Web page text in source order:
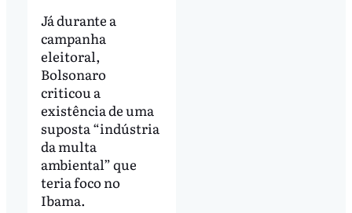
Já durante a
campanha
eleitoral,
Bolsonaro
criticou a
existência de uma
suposta “indústria
da multa
ambiental” que
teria foco no
Ibama.